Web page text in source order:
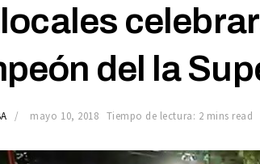
del la
mayo 10, 2018 Tiempo de lectura: 2 mins read